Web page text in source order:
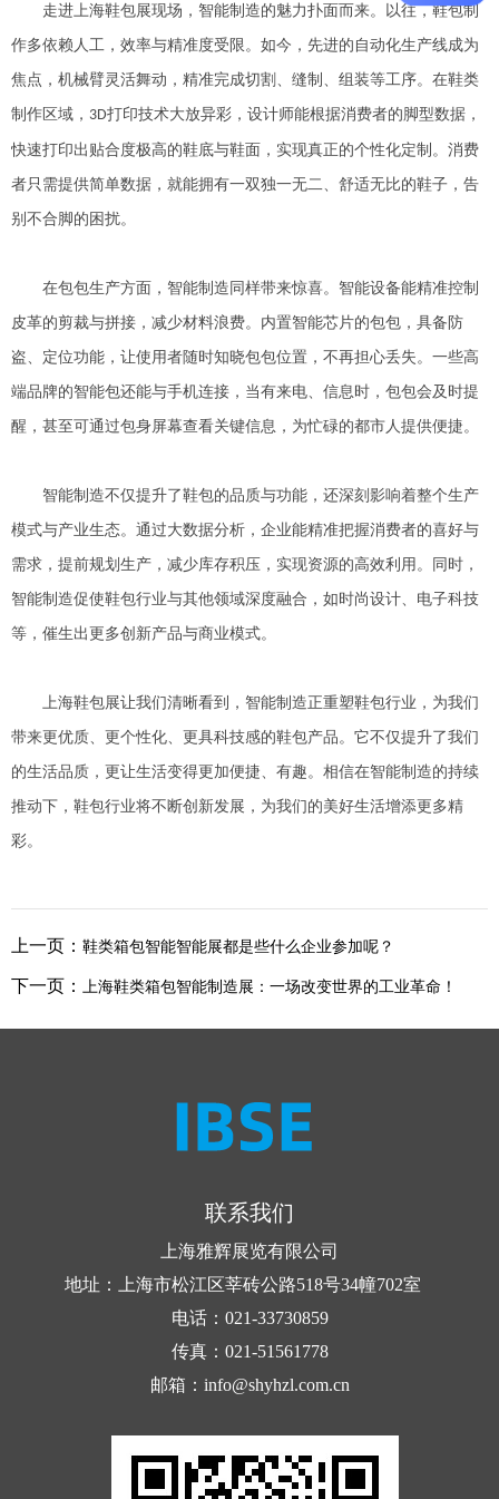
走进上海鞋包展现场，智能制造的魅力扑面而来。以往，鞋包制
作多依赖人工，效率与精准度受限。如今，先进的自动化生产线成为
焦点，机械臂灵活舞动，精准完成切割、缝制、组装等工序。在鞋类
制作区域， 3D打印技术大放异彩，设计师能根据消费者的脚型数据，
快速打印出贴合度极高的鞋底与鞋面，实现真正的个性化定制。消费
者只需提供简单数据，就能拥有一双独一无二、舒适无比的鞋子，告
别不合脚的困扰。
在包包生产方面，智能制造同样带来惊喜。智能设备能精准控制
皮革的剪裁与拼接，减少材料浪费。内置智能芯片的包包，具备防
盗、定位功能，让使用者随时知晓包包位置，不再担心丢失。一些高
端品牌的智能包还能与手机连接，当有来电、信息时，包包会及时提
醒，甚至可通过包身屏幕查看关键信息，为忙碌的都市人提供便捷。
智能制造不仅提升了鞋包的品质与功能，还深刻影响着整个生产
模式与产业生态。通过大数据分析，企业能精准把握消费者的喜好与
需求，提前规划生产，减少库存积压，实现资源的高效利用。同时，
智能制造促使鞋包行业与其他领域深度融合，如时尚设计、电子科技
等，催生出更多创新产品与商业模式。
上海鞋包展让我们清晰看到，智能制造正重塑鞋包行业，为我们
带来更优质、更个性化、更具科技感的鞋包产品。它不仅提升了我们
的生活品质，更让生活变得更加便捷、有趣。相信在智能制造的持续
推动下，鞋包行业将不断创新发展，为我们的美好生活增添更多精
彩。
上一页： 鞋类箱包智能智能展都是些什么企业参加呢？
下一页： 上海鞋类箱包智能制造展：一场改变世界的工业革命！
联系我们
上海雅辉展览有限公司
地址：上海市松江区莘砖公路518号34幢702室
电话：021-33730859
传真：021-51561778
邮箱：info@shyhzl.com.cn